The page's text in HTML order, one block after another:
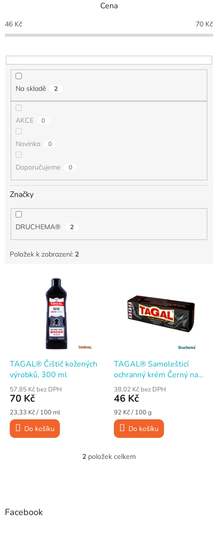
p
r
o
u
Cena
46 Kč 70 Kč
Na skladě 2
AKCE 0
Novinka 0
Doporučujeme 0
Značky
DRUCHEMA® 2
Položek k zobrazení: 2
dTAGAL® Čištič kožených
výrobků, 300 ml
57,85 Kč bez DPH
70 Kč
Měrná
cena:
23,33 Kč / 100 ml
Do košíku
TAGAL® Samolešticí
ochranný krém Černý na
koženou obuv, s
aplikátorem, 50 g
38,02 Kč bez DPH
46 Kč
Měrná
cena:
92 Kč / 100 g
Do košíku
O
2 položek celkem
Facebook